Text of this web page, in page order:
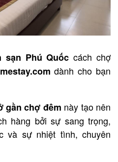
sạn Phú Quốc cách chợ
dành cho bạn
gần chợ đêm này tạo nên
hàng bởi sự sang trọng,
và sự nhiệt tình, chuyên